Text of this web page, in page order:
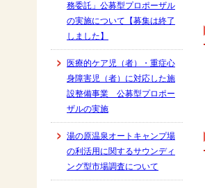
務委託」公募型プロポーザル
の実施について【募集は終了
しました】
医療的ケア児（者）・重症心
身障害児（者）に対応した施
設整備事業 公募型プロポー
ザルの実施
湯の原温泉オートキャンプ場
の利活用に関するサウンディ
ング型市場調査について